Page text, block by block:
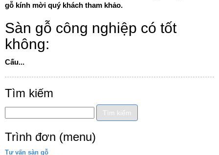
gỗ kính mời quý khách tham khảo.
Sàn gỗ công nghiệp có tốt
không:
Cấu...
Tìm kiếm
Trình đơn (menu)
Tư vấn sàn gỗ